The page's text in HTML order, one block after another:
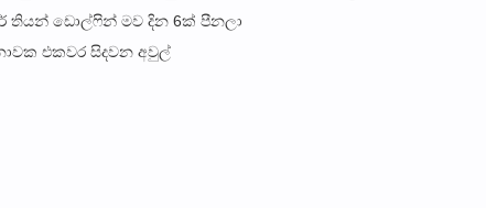
තියන් ඩොල්ෆින් මව දින 6ක් පීනලා
එකවර සිදවන අවුල්